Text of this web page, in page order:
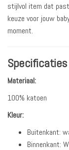
stijlvol item dat
keuze voor jouw
moment.
Materiaal:
100% katoen
Kleur:
Buitenkant:
Binnenkant: